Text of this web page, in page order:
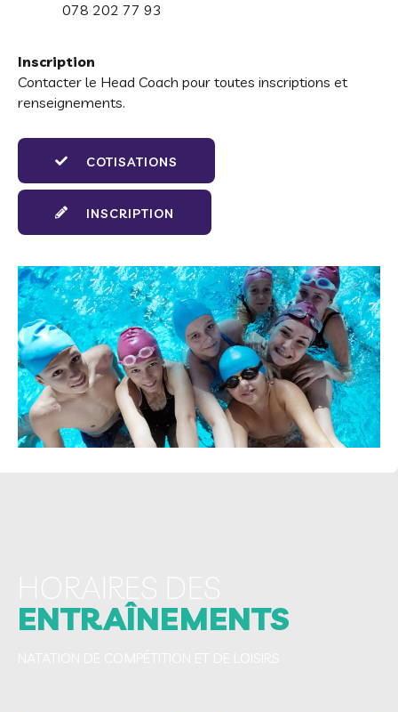
078 202 77 93
Inscription
Contacter le Head Coach pour toutes inscriptions et
renseignements.
COTISATIONS
INSCRIPTION
ENTRAÎNEMENTS